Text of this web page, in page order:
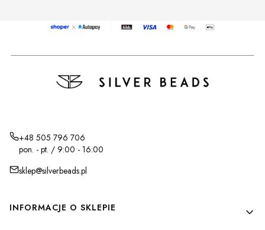
+48 505 796 706
pon. - pt. / 9:00 - 16:00
sklep@silverbeads.pl
Linki w stopce
INFORMACJE O SKLEPIE